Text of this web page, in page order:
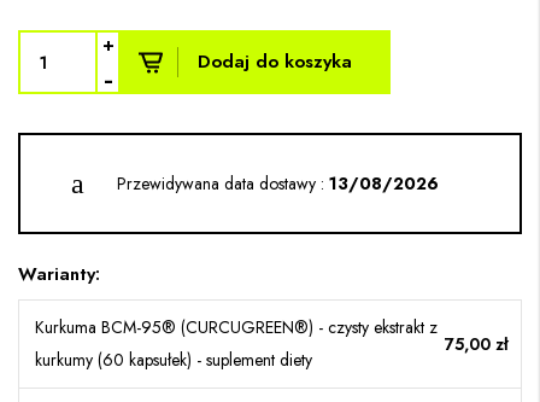
+
- Dodaj do koszyka
Przewidywana data dostawy : 13/08/2026
Warianty:
Kurkuma BCM-95® (CURCUGREEN®) - czysty ekstrakt z
kurkumy (60 kapsułek) - suplement diety
75,00 zł